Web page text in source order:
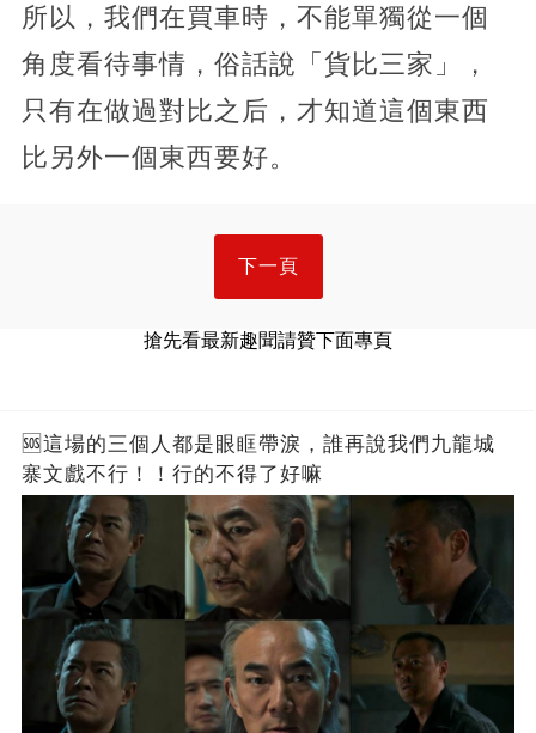
所以，我們在買車時，不能單獨從一個
角度看待事情，俗話說「貨比三家」，
只有在做過對比之后，才知道這個東西
比另外一個東西要好。
下一頁
搶先看最新趣聞請贊下面專頁
🆘這場的三個人都是眼眶帶淚，誰再說我們九龍城
寨文戲不行！！行的不得了好嘛